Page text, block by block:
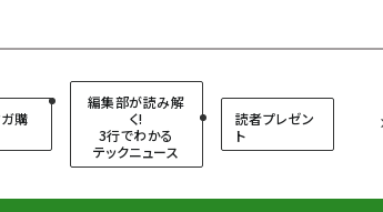
購
編集部が読み解
く!
3行でわかる
テックニュース
読者プレゼン
ト